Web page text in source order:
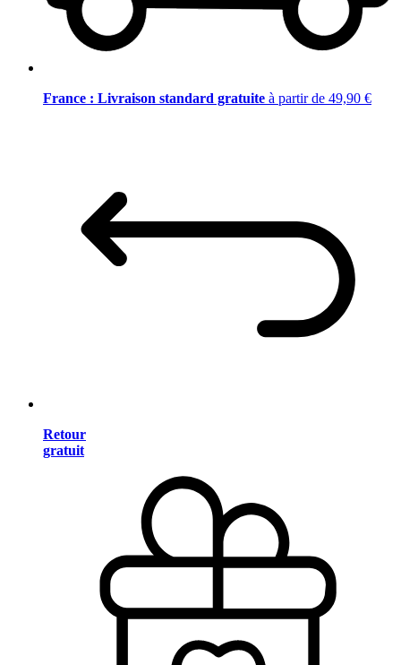
France : Livraison standard gratuite à partir de 49,90 €
Retour
gratuit